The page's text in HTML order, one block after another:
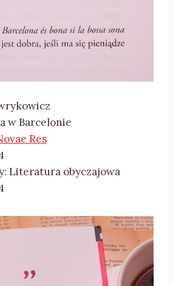
w Barcelonie
Res
Literatura obyczajowa